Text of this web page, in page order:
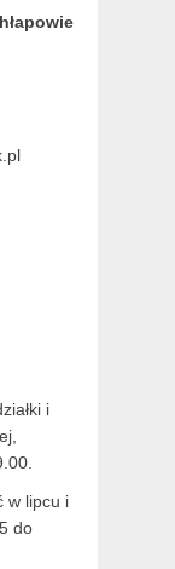
i
w lipcu i
do